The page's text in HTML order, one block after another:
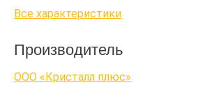
Все характеристики
Производитель
ООО «Кристалл плюс»